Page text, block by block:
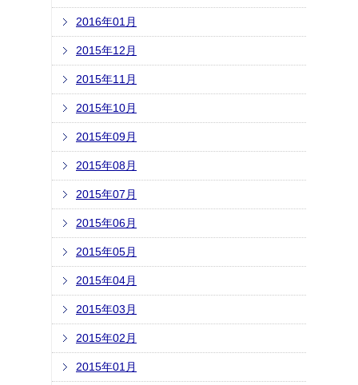
2016年01月
2015年12月
2015年11月
2015年10月
2015年09月
2015年08月
2015年07月
2015年06月
2015年05月
2015年04月
2015年03月
2015年02月
2015年01月